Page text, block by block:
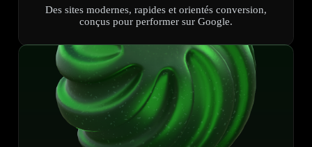
Des sites modernes, rapides et orientés conversion,
conçus pour performer sur Google.